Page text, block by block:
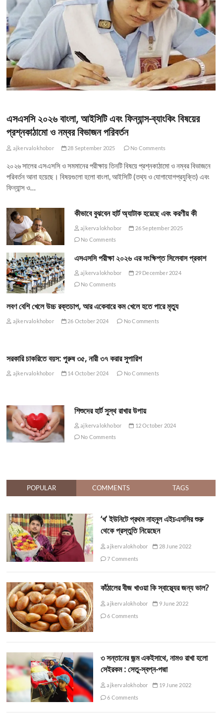
এসএসসি ২০২৬ বাংলা, আইসিটি এবং ফিন্যান্স-ব্যাংকিং বিষয়ের
প্রশ্নকাঠামো ও নম্বর বিভাজন পরিবর্তন
ajkervalokhobor 28 September 2025 No Comments
২০২৬ সালের এসএসসি ও সমমানের পরীক্ষায় তিনটি বিষয়ে প্রশ্নকাঠামো ও নম্বর বিভাজনে
পরিবর্তন আনা হয়েছে। বিষয়গুলো হলো বাংলা, আইসিটি (তথ্য ও যোগাযোগপ্রযুক্তি) এবং
ফিন্যান্স ও…
কীভাবে বুঝবেন হার্ট অ্যাটাক হয়েছে এবং করণীয় কী
ajkervalokhobor
26 September 2025
No Comments
এসএসসি পরীক্ষা ২০২৬ এর সংক্ষিপ্ত সিলেবাস প্রকাশ
ajkervalokhobor
29 December 2024
No Comments
লবণ বেশি খেলে উচ্চ রক্তচাপ, আর একেবারে কম খেলে হতে পারে মৃত্যু
ajkervalokhobor 26 October 2024 No Comments
সরকারি চাকরিতে বয়স: পুরুষ ৩৫, নারী ৩৭ করার সুপারিশ
ajkervalokhobor 14 October 2024 No Comments
শিশুদের হার্ট সুস্থ রাখার উপায়
ajkervalokhobor
12 October 2024
No Comments
POPULAR COMMENTS TAGS
‘খ’ ইউনিটে প্রথম নাহনুল এইচএসসির শুরু
থেকে প্রস্তুতি নিয়েছেন
ajkervalokhobor
28 June 2022
7 Comments
কাঁঠালের বীজ খাওয়া কি স্বাস্থ্যের জন্য ভাল?
ajkervalokhobor
9 June 2022
6 Comments
৩ সন্তানের জন্ম একইসাথে, নামও রাখা হলো
সেইরকম : সেতু-স্বপ্ন-পদ্মা
ajkervalokhobor
19 June 2022
6 Comments